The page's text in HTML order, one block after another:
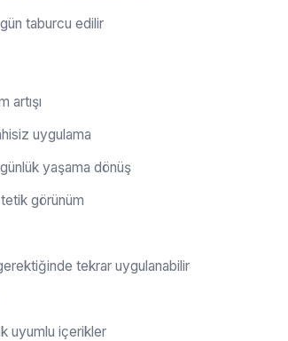
taburcu edilir
artışı
uygulama
yaşama dönüş
görünüm
tekrar uygulanabilir
uyumlu içerikler